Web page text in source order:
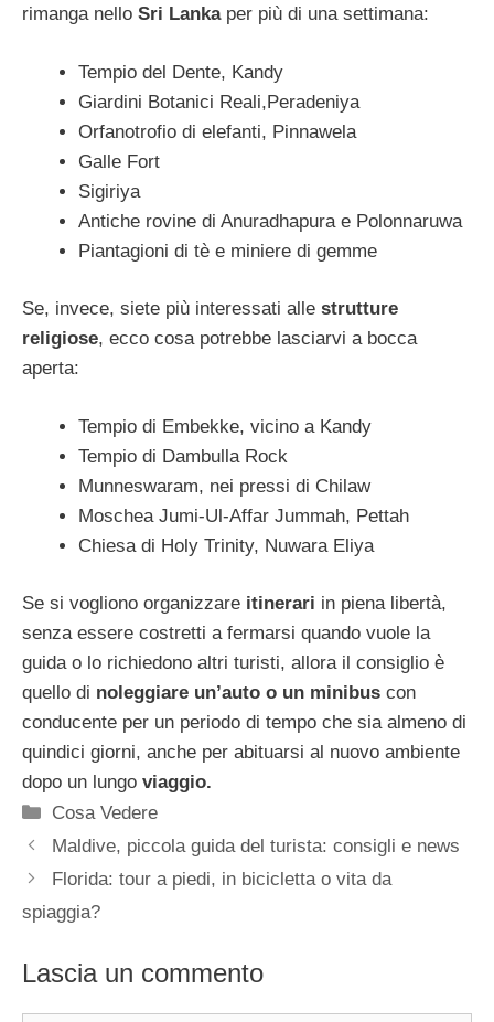
rimanga nello Sri Lanka per più di una settimana:
Tempio del Dente, Kandy
Giardini Botanici Reali,Peradeniya
Orfanotrofio di elefanti, Pinnawela
Galle Fort
Sigiriya
Antiche rovine di Anuradhapura e Polonnaruwa
Piantagioni di tè e miniere di gemme
Se, invece, siete più interessati alle strutture
religiose, ecco cosa potrebbe lasciarvi a bocca
aperta:
Tempio di Embekke, vicino a Kandy
Tempio di Dambulla Rock
Munneswaram, nei pressi di Chilaw
Moschea Jumi-Ul-Affar Jummah, Pettah
Chiesa di Holy Trinity, Nuwara Eliya
Se si vogliono organizzare itinerari in piena libertà,
senza essere costretti a fermarsi quando vuole la
guida o lo richiedono altri turisti, allora il consiglio è
quello di noleggiare un’auto o un minibus con
conducente per un periodo di tempo che sia almeno di
quindici giorni, anche per abituarsi al nuovo ambiente
dopo un lungo viaggio.
Categorie
Cosa Vedere
Maldive, piccola guida del turista: consigli e news
Florida: tour a piedi, in bicicletta o vita da
spiaggia?
Lascia un commento